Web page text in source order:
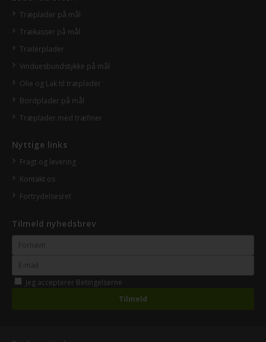
Træplader på mål
Trækasser på mål
Trailerplader
Vinduesbundstykke på mål
Olie og Lak til træplader
Bordplader på mål
Træplader med træfiner
Nyttige links
Fragt og levering
Kontakt os
Fortrydelsesret
Tilmeld nyhedsbrev
Jeg accepterer Betingelserne